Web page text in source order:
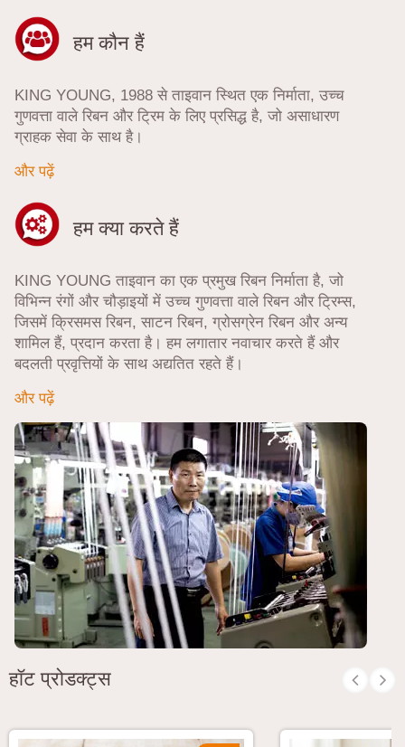
हम कौन हैं
KING YOUNG, 1988 से ताइवान स्थित एक निर्माता, उच्च
गुणवत्ता वाले रिबन और ट्रिम के लिए प्रसिद्ध है, जो असाधारण
ग्राहक सेवा के साथ है।
और पढ़ें
हम क्या करते हैं
KING YOUNG ताइवान का एक प्रमुख रिबन निर्माता है, जो
विभिन्न रंगों और चौड़ाइयों में उच्च गुणवत्ता वाले रिबन और ट्रिम्स,
जिसमें क्रिसमस रिबन, साटन रिबन, ग्रोसग्रेन रिबन और अन्य
शामिल हैं, प्रदान करता है। हम लगातार नवाचार करते हैं और
बदलती प्रवृत्तियों के साथ अद्यतित रहते हैं।
और पढ़ें
हॉट प्रोडक्ट्स